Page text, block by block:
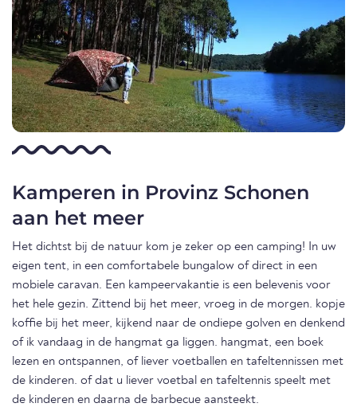
Kamperen in Provinz Schonen
aan het meer
Het dichtst bij de natuur kom je zeker op een camping! In uw
eigen tent, in een comfortabele bungalow of direct in een
mobiele caravan. Een kampeervakantie is een belevenis voor
het hele gezin. Zittend bij het meer, vroeg in de morgen. kopje
koffie bij het meer, kijkend naar de ondiepe golven en denkend
of ik vandaag in de hangmat ga liggen. hangmat, een boek
lezen en ontspannen, of liever voetballen en tafeltennissen met
de kinderen. of dat u liever voetbal en tafeltennis speelt met
de kinderen en daarna de barbecue aansteekt.